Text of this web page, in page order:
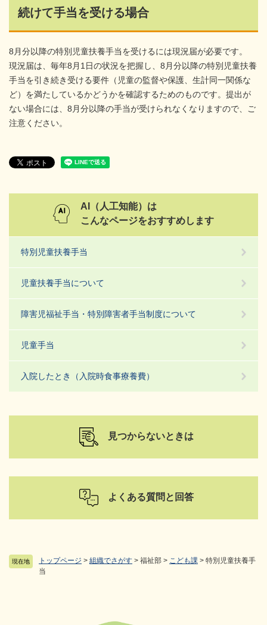
現在地 トップページ > 組織でさがす > 福祉部 > こども課 > 特別児童扶養手
当
続けて手当を受ける場合
8月分以降の特別児童扶養手当を受けるには現況届が必要です。
現況届は、毎年8月1日の状況を把握し、8月分以降の特別児童扶養
手当を引き続き受ける要件（児童の監督や保護、生計同一関係な
ど）を満たしているかどうかを確認するためのものです。提出が
ない場合には、8月分以降の手当が受けられなくなりますので、ご
注意ください。
AI（人工知能）は
こんなページをおすすめします
特別児童扶養手当
児童扶養手当について
障害児福祉手当・特別障害者手当制度について
児童手当
入院したとき（入院時食事療養費）
見つからないときは
よくある質問と回答